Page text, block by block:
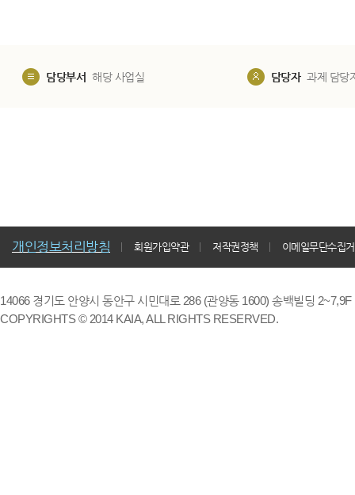
담당부서 해당 사업실 담당자 과제 담당
개인정보처리방침 회원가입약관 저작권정책 이메일무단수집
14066 경기도 안양시 동안구 시민대로 286 (관양동 1600) 송백빌딩
COPYRIGHTS © 2014 KAIA, ALL RIGHTS RESERVED.